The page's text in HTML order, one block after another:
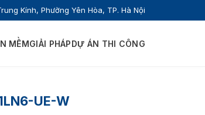
Kính, Phường Yên Hòa, TP. Hà Nội
MỀMGIẢI PHÁPDỰ ÁN THI CÔNG
UE-W